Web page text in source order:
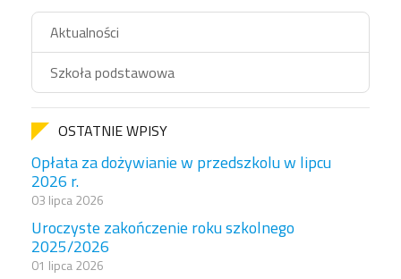
Aktualności
Szkoła podstawowa
OSTATNIE WPISY
Opłata za dożywianie w przedszkolu w lipcu
2026 r.
03 lipca 2026
Uroczyste zakończenie roku szkolnego
2025/2026
01 lipca 2026